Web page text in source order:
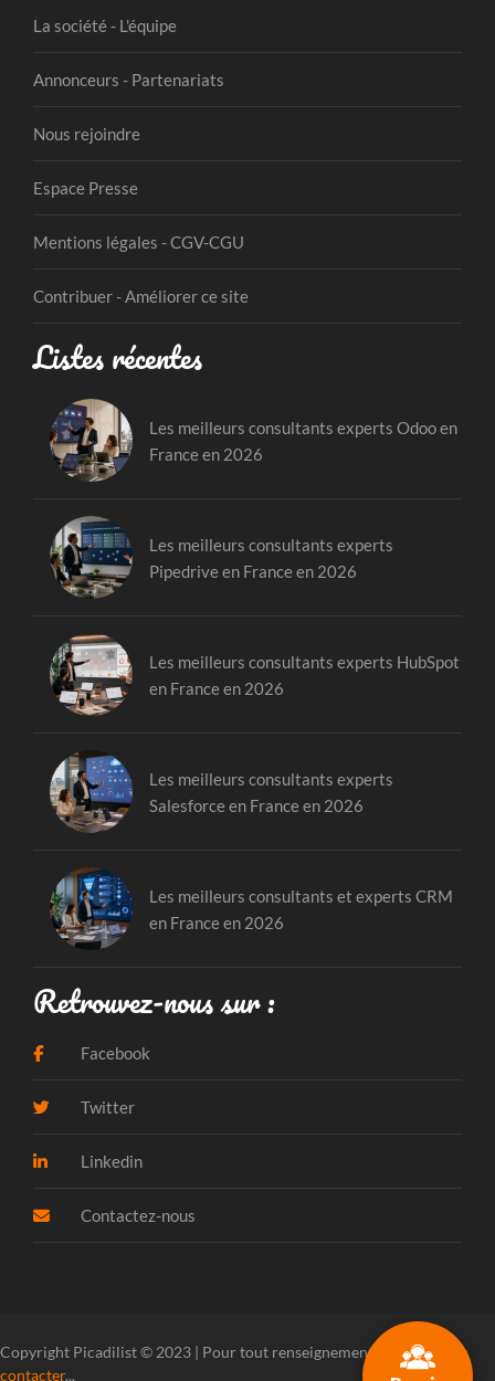
La société - L'équipe
Annonceurs - Partenariats
Nous rejoindre
Espace Presse
Mentions légales - CGV-CGU
Contribuer - Améliorer ce site
Listes récentes
Les meilleurs consultants experts Odoo en
France en 2026
Les meilleurs consultants experts
Pipedrive en France en 2026
Les meilleurs consultants experts HubSpot
en France en 2026
Les meilleurs consultants experts
Salesforce en France en 2026
Les meilleurs consultants et experts CRM
en France en 2026
Retrouvez-nous sur :
Facebook
Twitter
Linkedin
Contactez-nous
Copyright Picadilist © 2023 | Pour tout renseignement, veuillez
nous
contacter...